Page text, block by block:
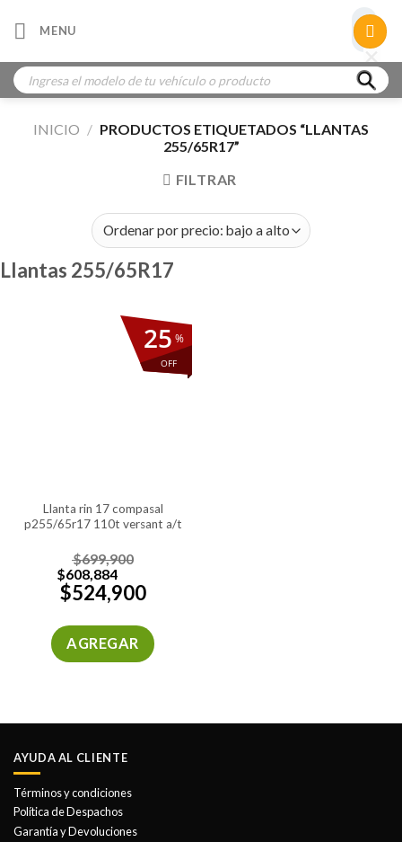
MENU
Búsqueda
de
productos
INICIO / PRODUCTOS ETIQUETADOS “LLANTAS
255/65R17”
FILTRAR
Llantas 255/65R17
%
OFF
25
llanta rin 17 compasal
p255/65r17 110t versant a/t
$699,900
$608,884
$524,900
AGREGAR
AYUDA AL CLIENTE
Términos y condiciones
Política de Despachos
Garantía y Devoluciones
×
×
×